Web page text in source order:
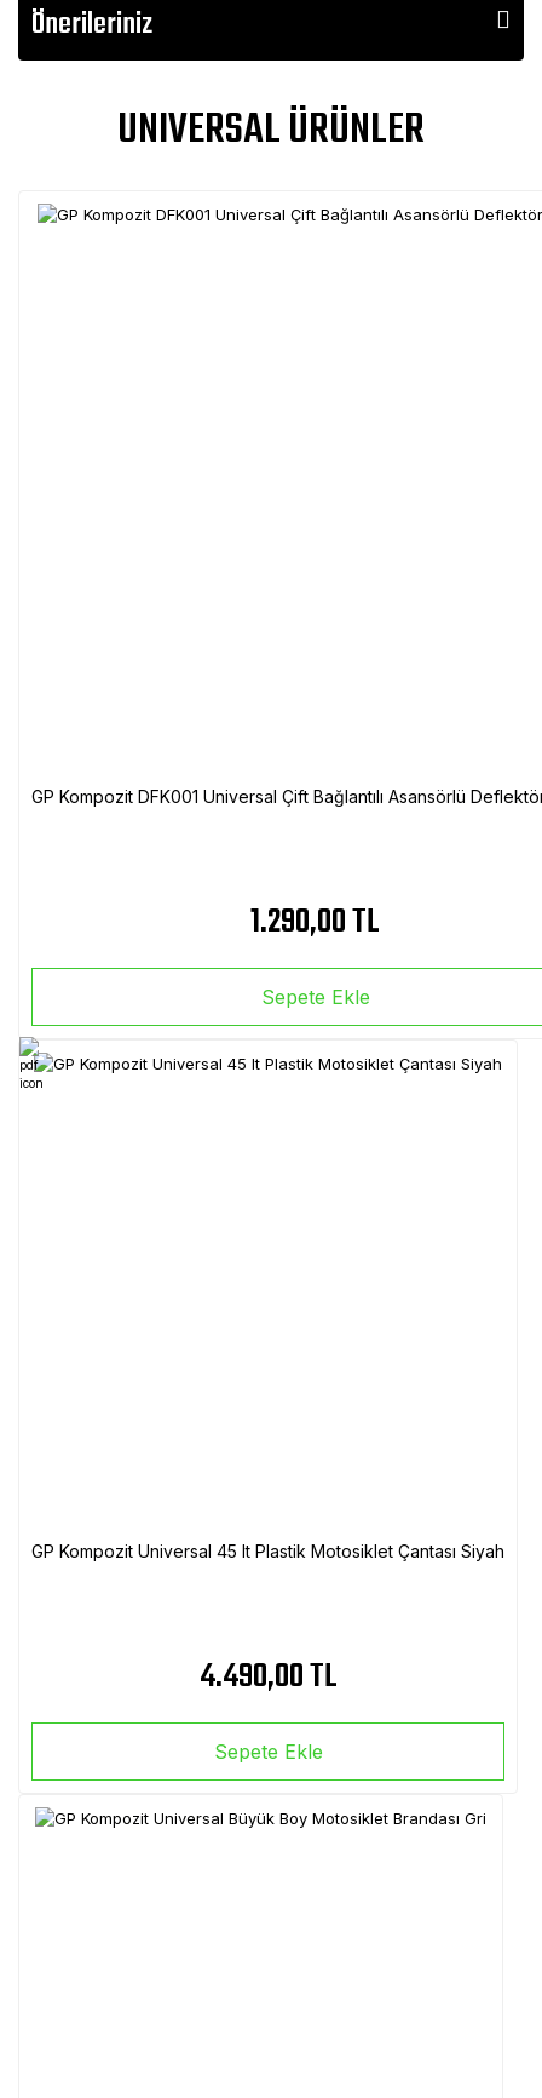
Önerileriniz
UNIVERSAL ÜRÜNLER
GP Kompozit DFK001 Universal Çift Bağlantılı Asansörlü
1.290,00 TL
Sepete Ekle
GP Kompozit Universal 45 lt Plastik Motosiklet Çantası Siyah
4.490,00 TL
Sepete Ekle